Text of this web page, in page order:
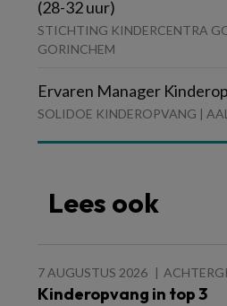
(28-32 uur)
STICHTING KINDERCENTRA
GORINCHEM
Ervaren Manager
SOLIDOE KINDEROPVANG |
Lees ook
7 AUGUSTUS 2026
Kinderopvang in top 3